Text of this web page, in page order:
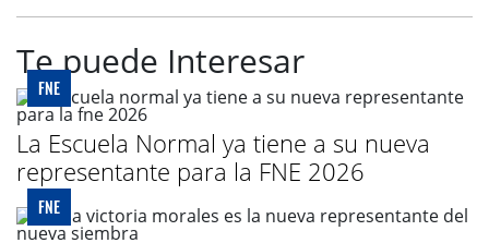
Te puede Interesar
FNE
La Escuela Normal ya tiene a su nueva
representante para la FNE 2026
FNE